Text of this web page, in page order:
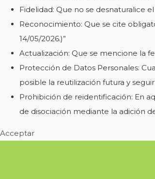
Fidelidad: Que no se desnaturalice
Reconocimiento: Que se cite
14/05/2026.)”
Actualización: Que se mencione la
Protección de Datos Personales:
posible la reutilización futura y
Prohibición de reidentificación: En
de disociación mediante la adición
Acceptar